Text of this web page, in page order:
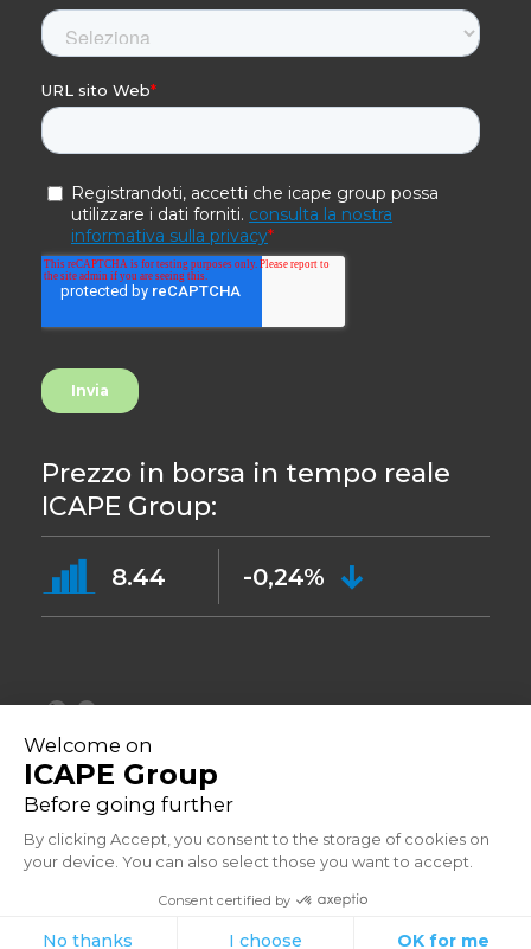
Prezzo in borsa in tempo reale
ICAPE Group:
8.44 -0,24%
©2023 Informative sulla privacy
Indirizzo: 33 Avenue du Général Leclerc, 92260 Fontenay-aux-Roses -
Francia